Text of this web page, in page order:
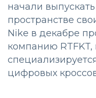
начали
пространстве
Nike в декабре
компанию RTFKT,
цифровых